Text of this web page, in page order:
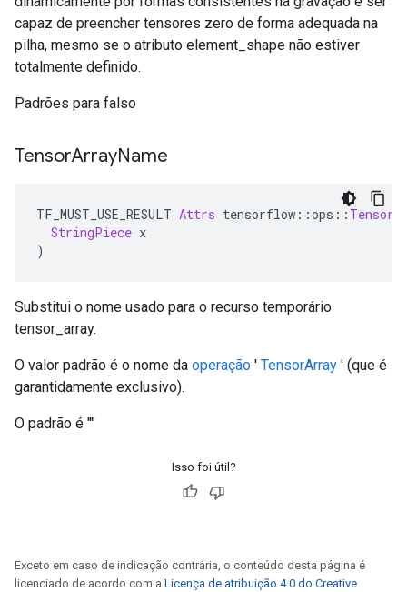
capaz de preencher tensores zero de forma adequada na
pilha, mesmo se o atributo element_shape não estiver
totalmente definido.
Padrões para falso
TensorArrayName
TF_MUST_USE_RESULT Attrs tensorflow ::ops ::
StringPiece x
)
Substitui o nome usado para o recurso temporário
tensor_array.
O valor padrão é o nome da operação ' TensorArray ' (que é
garantidamente exclusivo).
O padrão é ""
Isso foi útil?
Exceto em caso de indicação contrária, o conteúdo desta página é
licenciado de acordo com a Licença de atribuição 4.0 do Creative